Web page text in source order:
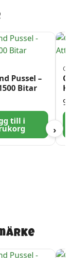
Pussel –
Bitar
till i
99
›